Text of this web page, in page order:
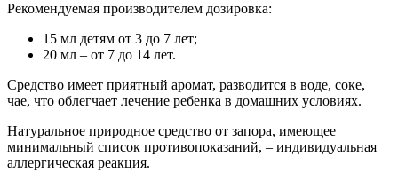
Рекомендуемая производителем дозировка:
15 мл детям от 3 до 7 лет;
20 мл – от 7 до 14 лет.
Средство имеет приятный аромат, разводится в воде, соке,
чае, что облегчает лечение ребенка в домашних условиях.
Натуральное природное средство от запора, имеющее
минимальный список противопоказаний, – индивидуальная
аллергическая реакция.